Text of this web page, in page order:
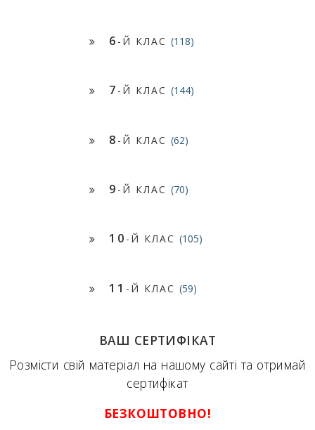
6 -Й КЛАС (118)
7 -Й КЛАС (144)
8 -Й КЛАС (62)
9 -Й КЛАС (70)
10 -Й КЛАС (105)
11 -Й КЛАС (59)
ВАШ СЕРТИФІКАТ
Розмісти свій матеріал на нашому сайті та отримай
сертифікат
БЕЗКОШТОВНО!